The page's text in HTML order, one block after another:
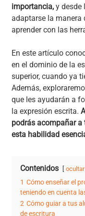
importancia, y desde
adaptarse la manera
aprender con las
En este artículo
en el dominio de la
superior, cuando ya
Además,
que les ayudarán a
la expresión escrita.
podrás acompañar a
esta habilidad
Contenidos ocultar
1 Cómo enseñar el
teniendo en cuenta
2 Cómo guiar a tus
de escritura